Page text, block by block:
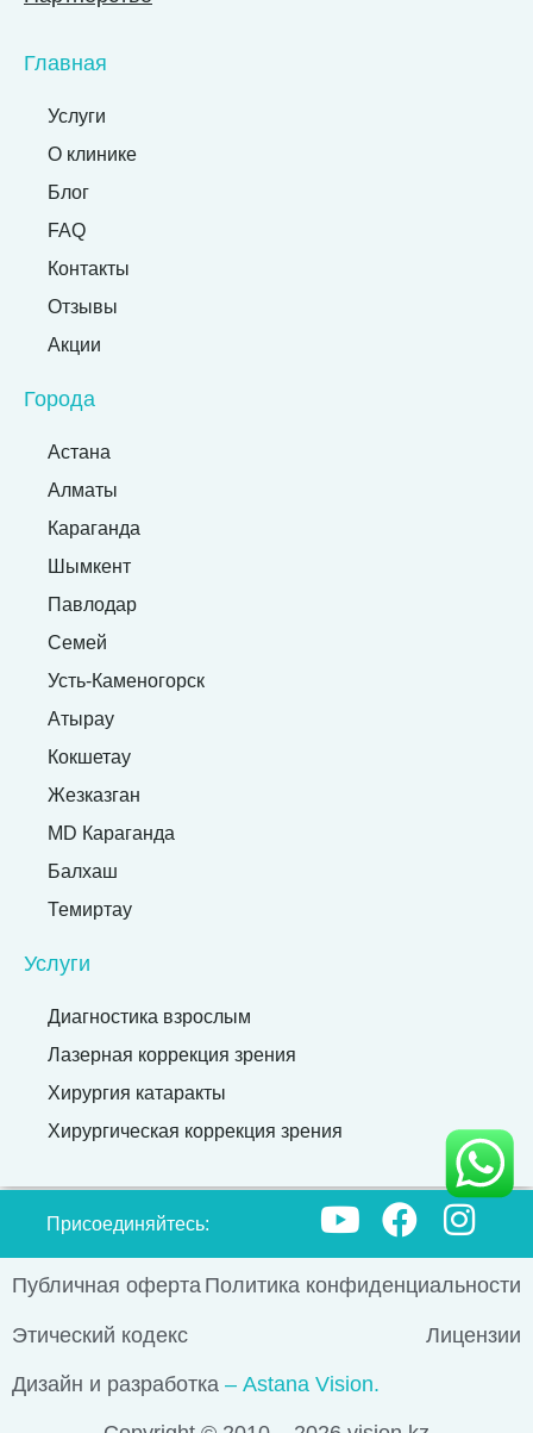
Главная
Услуги
О клинике
Блог
FAQ
Контакты
Отзывы
Акции
Города
Астана
Алматы
Караганда
Шымкент
Павлодар
Семей
Усть-Каменогорск
Атырау
Кокшетау
Жезказган
MD Караганда
Балхаш
Темиртау
Услуги
Диагностика взрослым
Лазерная коррекция зрения
Хирургия катаракты
Хирургическая коррекция зрения
Присоединяйтесь:
Публичная оферта Политика конфиденциальности
Этический кодекс Лицензии
Дизайн и разработка – Astana Vision.